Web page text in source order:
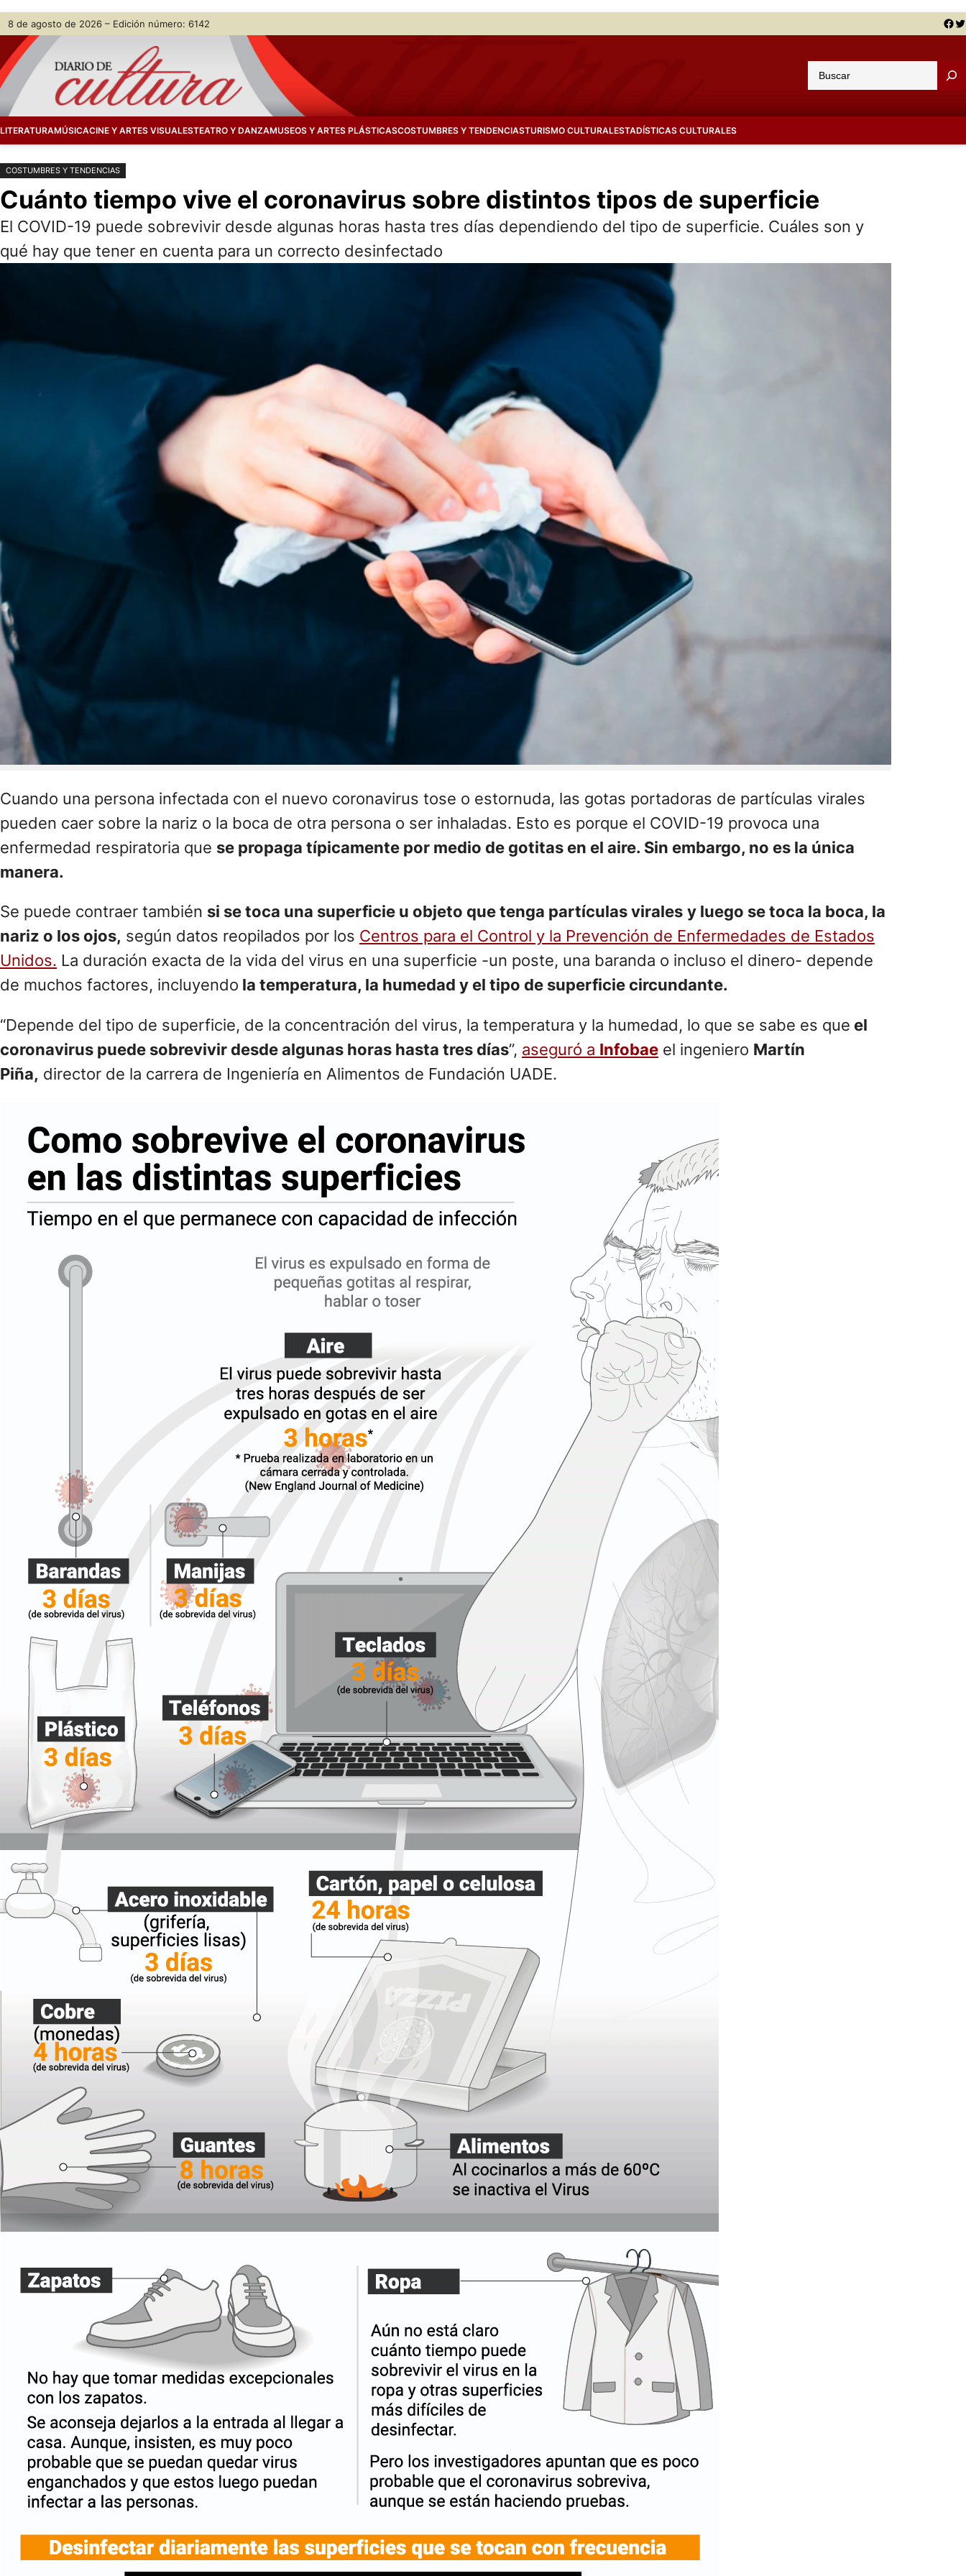
Saltar
contenido
Skip
content
8 de agosto de 2026 – Edición número: 6142 Facebook Twitter
u
a
LITERATURAMÚSICACINE Y ARTES VISUALESTEATRO Y DANZAMUSEOS Y ARTES PLÁSTICASCOSTUMBRES Y TENDENCIASTURISMO CULTURALESTADÍSTICAS CULTURALES
COSTUMBRES Y TENDENCIAS
Cuánto tiempo vive el coronavirus sobre distintos tipos de superficie
El COVID-19 puede sobrevivir desde algunas horas hasta tres días dependiendo del tipo de superficie. Cuáles son y
qué hay que tener en cuenta para un correcto desinfectado
Cuando una persona infectada con el nuevo coronavirus tose o estornuda, las gotas portadoras de partículas virales
pueden caer sobre la nariz o la boca de otra persona o ser inhaladas. Esto es porque el COVID-19 provoca una
enfermedad respiratoria que se propaga típicamente por medio de gotitas en el aire. Sin embargo, no es la única
manera.
Se puede contraer también si se toca una superficie u objeto que tenga partículas virales y luego se toca la boca, la
nariz o los ojos, según datos reopilados por los Centros para el Control y la Prevención de Enfermedades de Estados
Unidos​. La duración exacta de la vida del virus en una superficie -un poste, una baranda o incluso el dinero- depende
de muchos factores, incluyendo la temperatura, la humedad y el tipo de superficie circundante.
“Depende del tipo de superficie, de la concentración del virus, la temperatura y la humedad, lo que se sabe es que el
coronavirus puede sobrevivir desde algunas horas hasta tres días”, aseguró a Infobae el ingeniero Martín
Piña, director de la carrera de Ingeniería en Alimentos de Fundación UADE.